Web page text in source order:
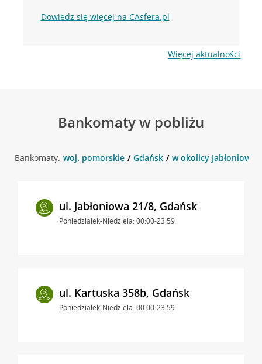
Dowiedz się więcej na CAsfera.pl
Więcej aktualności
Bankomaty w pobliżu
Bankomaty: woj. pomorskie Gdańsk w okolicy Jabłoniowa
ul. Jabłoniowa 21/8, Gdańsk
Poniedziałek-Niedziela: 00:00-23:59
ul. Kartuska 358b, Gdańsk
Poniedziałek-Niedziela: 00:00-23:59